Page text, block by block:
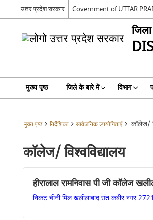
उत्तर प्रदेश सरकार Government of UTTAR
मुख्य पृष्ठ जिले के बारे में विभाग
मुख्य पृष्ठ निर्देशिका सार्वजनिक उपयोगिताएँ कॉलेज/
कॉलेज/ विश्वविद्यालय
हीरालाल रामनिवास पी जी कॉलेज
निकट चीनी मिल खलीलाबाद संत कबीर नगर